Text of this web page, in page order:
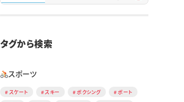
タグから検索
スポーツ
スケート スキー ボクシング
ボート